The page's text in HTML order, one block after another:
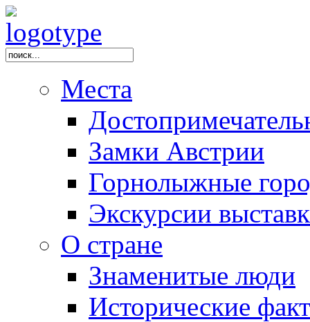
Места
Замки Австрии
Горнолыжные
Экскурсии
О стране
Знаменитые люди
Исторические